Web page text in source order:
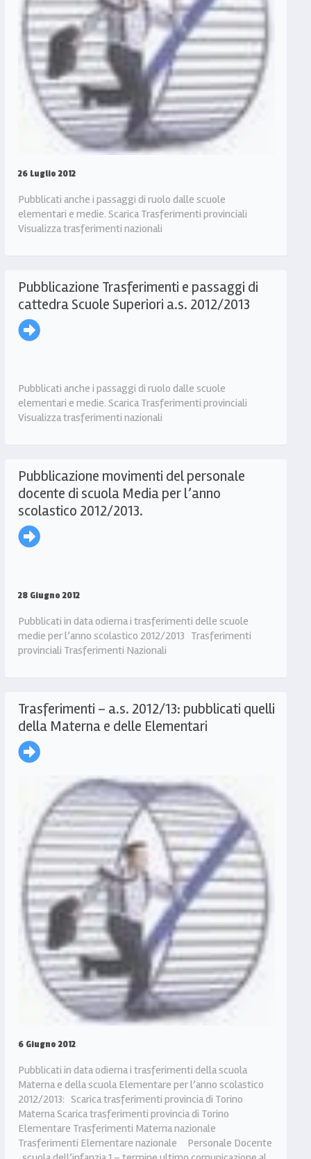
26 Luglio 2012
Pubblicati anche i passaggi di ruolo dalle scuole
elementari e medie. Scarica Trasferimenti provinciali
Visualizza trasferimenti nazionali
Pubblicazione Trasferimenti e passaggi di
cattedra Scuole Superiori a.s. 2012/2013
Pubblicati anche i passaggi di ruolo dalle scuole
elementari e medie. Scarica Trasferimenti provinciali
Visualizza trasferimenti nazionali
Pubblicazione movimenti del personale
docente di scuola Media per l’anno
scolastico 2012/2013.
28 Giugno 2012
Pubblicati in data odierna i trasferimenti delle scuole
medie per l’anno scolastico 2012/2013 Trasferimenti
provinciali Trasferimenti Nazionali
Trasferimenti – a.s. 2012/13: pubblicati quelli
della Materna e delle Elementari
6 Giugno 2012
Pubblicati in data odierna i trasferimenti della scuola
Materna e della scuola Elementare per l’anno scolastico
2012/2013: Scarica trasferimenti provincia di Torino
Materna Scarica trasferimenti provincia di Torino
Elementare Trasferimenti Materna nazionale
Trasferimenti Elementare nazionale Personale Docente